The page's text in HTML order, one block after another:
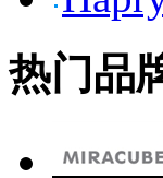
热门品